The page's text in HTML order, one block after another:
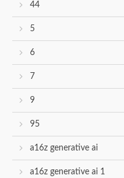
44
5
6
7
9
95
a16z generative ai
a16z generative ai 1